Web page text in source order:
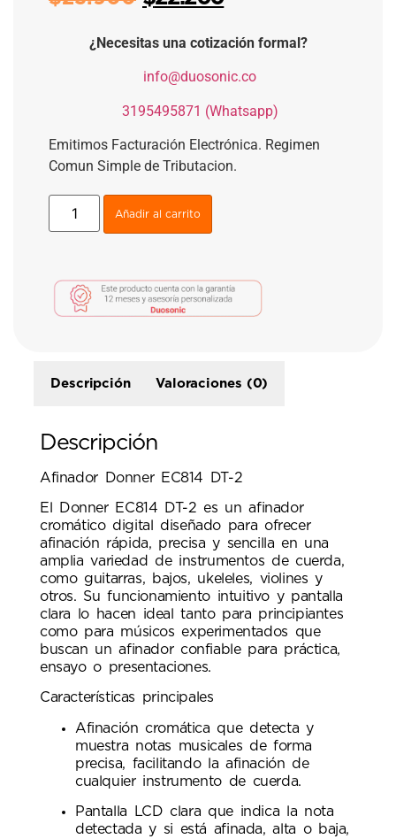
¿Necesitas una cotización formal?
info@duosonic.co
3195495871 (Whatsapp)
Emitimos Facturación Electrónica. Regimen
Comun Simple de Tributacion.
Añadir al carrito
Descripción Valoraciones (0)
Descripción
Afinador Donner EC814 DT-2
El Donner EC814 DT-2 es un afinador
cromático digital diseñado para ofrecer
afinación rápida, precisa y sencilla en una
amplia variedad de instrumentos de cuerda,
como guitarras, bajos, ukeleles, violines y
otros. Su funcionamiento intuitivo y pantalla
clara lo hacen ideal tanto para principiantes
como para músicos experimentados que
buscan un afinador confiable para práctica,
ensayo o presentaciones.
Características principales
Afinación cromática que detecta y
muestra notas musicales de forma
precisa, facilitando la afinación de
cualquier instrumento de cuerda.
Pantalla LCD clara que indica la nota
detectada y si está afinada, alta o baja,